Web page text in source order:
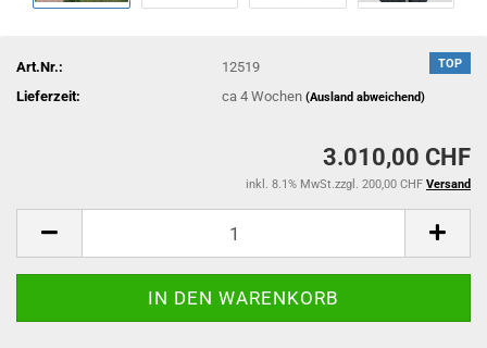
TOP
Art.Nr.:
12519
Lieferzeit:
ca 4 Wochen(Ausland abweichend)
3.010,00 CHF
inkl. 8.1% MwSt.zzgl. 200,00 CHF Versand